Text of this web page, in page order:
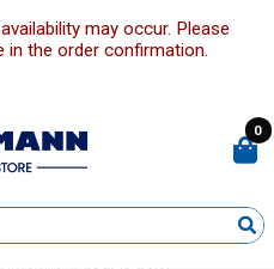
may occur. Please
the order confirmation.
0